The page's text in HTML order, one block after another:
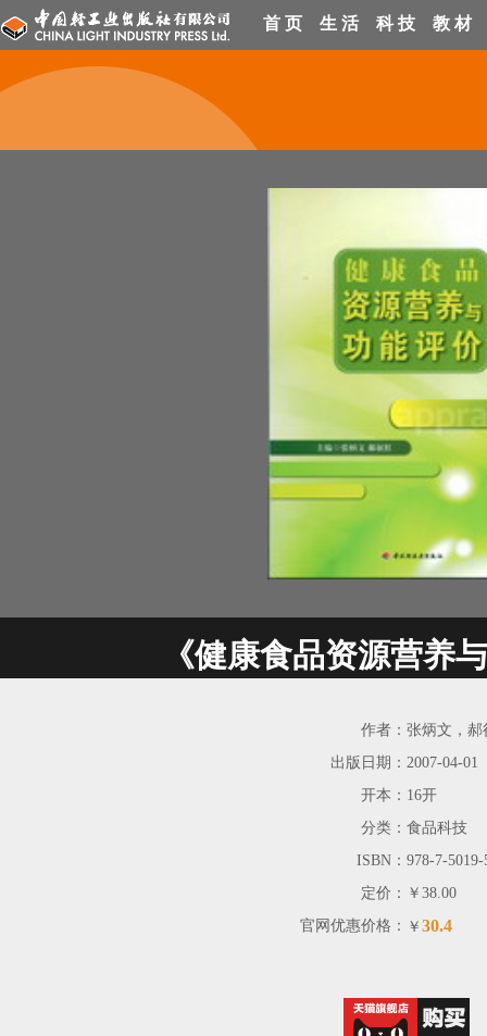
首 页 生 活 科 技 教 材
《健康食品资源营养
作者： 张炳文，
出版日期： 2007-04-01
开本： 16开
分类： 食品科技
ISBN： 978-7-
定价： ￥38.00
官网优惠价格： ￥ 30.4